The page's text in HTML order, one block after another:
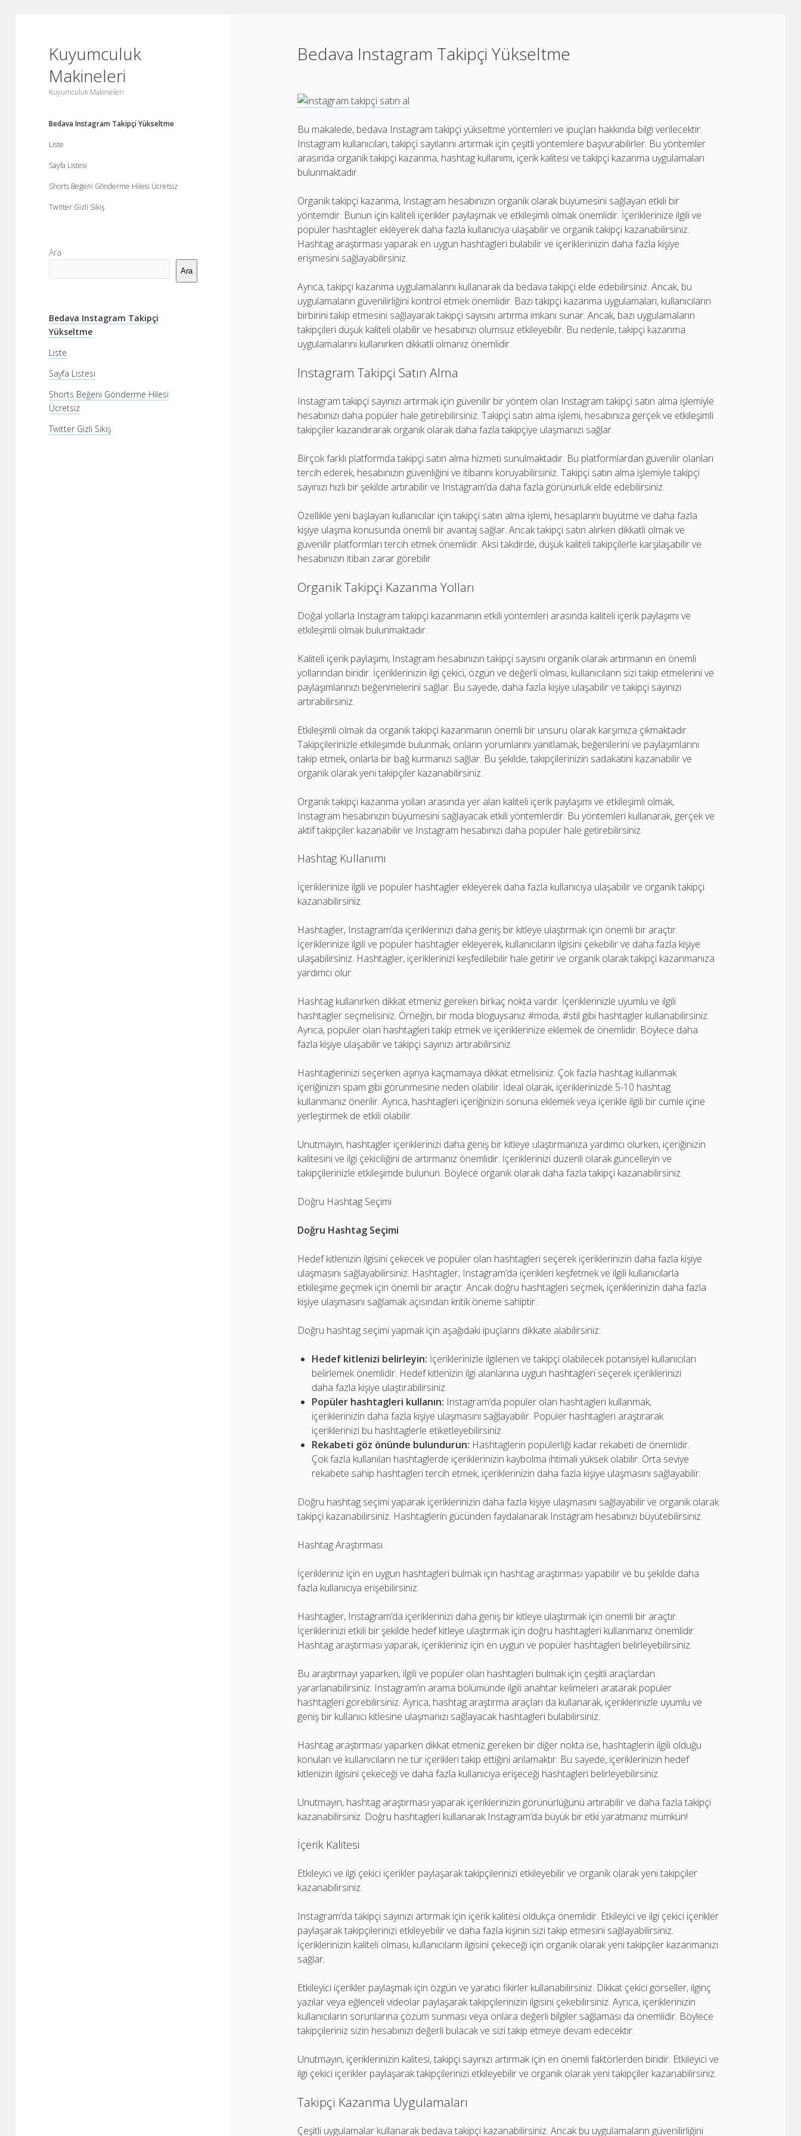
Kuyumculuk
Makineleri
Kuyumculuk Makineleri
Bedava Instagram Takipçi Yükseltme
Liste
Sayfa Listesi
Shorts Beğeni Gönderme Hilesi Ücretsiz
Twitter Gizli Sikiş
Yan
Menü
Ara
Ara
Bedava Instagram Takipçi
Yükseltme
Liste
Sayfa Listesi
Shorts Beğeni Gönderme Hilesi
Ücretsiz
Twitter Gizli Sikiş
Bedava Instagram Takipçi Yükseltme
Bu makalede, bedava Instagram takipçi yükseltme yöntemleri ve ipuçları hakkında bilgi verilecektir.
Instagram kullanıcıları, takipçi sayılarını artırmak için çeşitli yöntemlere başvurabilirler. Bu yöntemler
arasında organik takipçi kazanma, hashtag kullanımı, içerik kalitesi ve takipçi kazanma uygulamaları
bulunmaktadır.
Organik takipçi kazanma, Instagram hesabınızın organik olarak büyümesini sağlayan etkili bir
yöntemdir. Bunun için kaliteli içerikler paylaşmak ve etkileşimli olmak önemlidir. İçeriklerinize ilgili ve
popüler hashtagler ekleyerek daha fazla kullanıcıya ulaşabilir ve organik takipçi kazanabilirsiniz.
Hashtag araştırması yaparak en uygun hashtagleri bulabilir ve içeriklerinizin daha fazla kişiye
erişmesini sağlayabilirsiniz.
Ayrıca, takipçi kazanma uygulamalarını kullanarak da bedava takipçi elde edebilirsiniz. Ancak, bu
uygulamaların güvenilirliğini kontrol etmek önemlidir. Bazı takipçi kazanma uygulamaları, kullanıcıların
birbirini takip etmesini sağlayarak takipçi sayısını artırma imkanı sunar. Ancak, bazı uygulamaların
takipçileri düşük kaliteli olabilir ve hesabınızı olumsuz etkileyebilir. Bu nedenle, takipçi kazanma
uygulamalarını kullanırken dikkatli olmanız önemlidir.
Instagram Takipçi Satın Alma
Instagram takipçi sayınızı artırmak için güvenilir bir yöntem olan Instagram takipçi satın alma işlemiyle
hesabınızı daha popüler hale getirebilirsiniz. Takipçi satın alma işlemi, hesabınıza gerçek ve etkileşimli
takipçiler kazandırarak organik olarak daha fazla takipçiye ulaşmanızı sağlar.
Birçok farklı platformda takipçi satın alma hizmeti sunulmaktadır. Bu platformlardan güvenilir olanları
tercih ederek, hesabınızın güvenliğini ve itibarını koruyabilirsiniz. Takipçi satın alma işlemiyle takipçi
sayınızı hızlı bir şekilde artırabilir ve Instagram’da daha fazla görünürlük elde edebilirsiniz.
Özellikle yeni başlayan kullanıcılar için takipçi satın alma işlemi, hesaplarını büyütme ve daha fazla
kişiye ulaşma konusunda önemli bir avantaj sağlar. Ancak takipçi satın alırken dikkatli olmak ve
güvenilir platformları tercih etmek önemlidir. Aksi takdirde, düşük kaliteli takipçilerle karşılaşabilir ve
hesabınızın itibarı zarar görebilir.
Organik Takipçi Kazanma Yolları
Doğal yollarla Instagram takipçi kazanmanın etkili yöntemleri arasında kaliteli içerik paylaşımı ve
etkileşimli olmak bulunmaktadır.
Kaliteli içerik paylaşımı, Instagram hesabınızın takipçi sayısını organik olarak artırmanın en önemli
yollarından biridir. İçeriklerinizin ilgi çekici, özgün ve değerli olması, kullanıcıların sizi takip etmelerini ve
paylaşımlarınızı beğenmelerini sağlar. Bu sayede, daha fazla kişiye ulaşabilir ve takipçi sayınızı
artırabilirsiniz.
Etkileşimli olmak da organik takipçi kazanmanın önemli bir unsuru olarak karşımıza çıkmaktadır.
Takipçilerinizle etkileşimde bulunmak, onların yorumlarını yanıtlamak, beğenilerini ve paylaşımlarını
takip etmek, onlarla bir bağ kurmanızı sağlar. Bu şekilde, takipçilerinizin sadakatini kazanabilir ve
organik olarak yeni takipçiler kazanabilirsiniz.
Organik takipçi kazanma yolları arasında yer alan kaliteli içerik paylaşımı ve etkileşimli olmak,
Instagram hesabınızın büyümesini sağlayacak etkili yöntemlerdir. Bu yöntemleri kullanarak, gerçek ve
aktif takipçiler kazanabilir ve Instagram hesabınızı daha popüler hale getirebilirsiniz.
Hashtag Kullanımı
İçeriklerinize ilgili ve popüler hashtagler ekleyerek daha fazla kullanıcıya ulaşabilir ve organik takipçi
kazanabilirsiniz.
Hashtagler, Instagram’da içeriklerinizi daha geniş bir kitleye ulaştırmak için önemli bir araçtır.
İçeriklerinize ilgili ve popüler hashtagler ekleyerek, kullanıcıların ilgisini çekebilir ve daha fazla kişiye
ulaşabilirsiniz. Hashtagler, içeriklerinizi keşfedilebilir hale getirir ve organik olarak takipçi kazanmanıza
yardımcı olur.
Hashtag kullanırken dikkat etmeniz gereken birkaç nokta vardır. İçeriklerinizle uyumlu ve ilgili
hashtagler seçmelisiniz. Örneğin, bir moda bloguysanız #moda, #stil gibi hashtagler kullanabilirsiniz.
Ayrıca, popüler olan hashtagleri takip etmek ve içeriklerinize eklemek de önemlidir. Böylece daha
fazla kişiye ulaşabilir ve takipçi sayınızı artırabilirsiniz.
Hashtaglerinizi seçerken aşırıya kaçmamaya dikkat etmelisiniz. Çok fazla hashtag kullanmak
içeriğinizin spam gibi görünmesine neden olabilir. İdeal olarak, içeriklerinizde 5-10 hashtag
kullanmanız önerilir. Ayrıca, hashtagleri içeriğinizin sonuna eklemek veya içerikle ilgili bir cümle içine
yerleştirmek de etkili olabilir.
Unutmayın, hashtagler içeriklerinizi daha geniş bir kitleye ulaştırmanıza yardımcı olurken, içeriğinizin
kalitesini ve ilgi çekiciliğini de artırmanız önemlidir. İçeriklerinizi düzenli olarak güncelleyin ve
takipçilerinizle etkileşimde bulunun. Böylece organik olarak daha fazla takipçi kazanabilirsiniz.
Doğru Hashtag Seçimi
Doğru Hashtag Seçimi
Hedef kitlenizin ilgisini çekecek ve popüler olan hashtagleri seçerek içeriklerinizin daha fazla kişiye
ulaşmasını sağlayabilirsiniz. Hashtagler, Instagram’da içerikleri keşfetmek ve ilgili kullanıcılarla
etkileşime geçmek için önemli bir araçtır. Ancak doğru hashtagleri seçmek, içeriklerinizin daha fazla
kişiye ulaşmasını sağlamak açısından kritik öneme sahiptir.
Doğru hashtag seçimi yapmak için aşağıdaki ipuçlarını dikkate alabilirsiniz:
Hedef kitlenizi belirleyin: İçeriklerinizle ilgilenen ve takipçi olabilecek potansiyel kullanıcıları
belirlemek önemlidir. Hedef kitlenizin ilgi alanlarına uygun hashtagleri seçerek içeriklerinizi
daha fazla kişiye ulaştırabilirsiniz.
Popüler hashtagleri kullanın: Instagram’da popüler olan hashtagleri kullanmak,
içeriklerinizin daha fazla kişiye ulaşmasını sağlayabilir. Popüler hashtagleri araştırarak
içeriklerinizi bu hashtaglerle etiketleyebilirsiniz.
Rekabeti göz önünde bulundurun: Hashtaglerin popülerliği kadar rekabeti de önemlidir.
Çok fazla kullanılan hashtaglerde içeriklerinizin kaybolma ihtimali yüksek olabilir. Orta seviye
rekabete sahip hashtagleri tercih etmek, içeriklerinizin daha fazla kişiye ulaşmasını sağlayabilir.
Doğru hashtag seçimi yaparak içeriklerinizin daha fazla kişiye ulaşmasını sağlayabilir ve organik olarak
takipçi kazanabilirsiniz. Hashtaglerin gücünden faydalanarak Instagram hesabınızı büyütebilirsiniz.
Hashtag Araştırması
İçerikleriniz için en uygun hashtagleri bulmak için hashtag araştırması yapabilir ve bu şekilde daha
fazla kullanıcıya erişebilirsiniz.
Hashtagler, Instagram’da içeriklerinizi daha geniş bir kitleye ulaştırmak için önemli bir araçtır.
İçeriklerinizi etkili bir şekilde hedef kitleye ulaştırmak için doğru hashtagleri kullanmanız önemlidir.
Hashtag araştırması yaparak, içerikleriniz için en uygun ve popüler hashtagleri belirleyebilirsiniz.
Bu araştırmayı yaparken, ilgili ve popüler olan hashtagleri bulmak için çeşitli araçlardan
yararlanabilirsiniz. Instagram’ın arama bölümünde ilgili anahtar kelimeleri aratarak popüler
hashtagleri görebilirsiniz. Ayrıca, hashtag araştırma araçları da kullanarak, içeriklerinizle uyumlu ve
geniş bir kullanıcı kitlesine ulaşmanızı sağlayacak hashtagleri bulabilirsiniz.
Hashtag araştırması yaparken dikkat etmeniz gereken bir diğer nokta ise, hashtaglerin ilgili olduğu
konuları ve kullanıcıların ne tür içerikleri takip ettiğini anlamaktır. Bu sayede, içeriklerinizin hedef
kitlenizin ilgisini çekeceği ve daha fazla kullanıcıya erişeceği hashtagleri belirleyebilirsiniz.
Unutmayın, hashtag araştırması yaparak içeriklerinizin görünürlüğünü artırabilir ve daha fazla takipçi
kazanabilirsiniz. Doğru hashtagleri kullanarak Instagram’da büyük bir etki yaratmanız mümkün!
İçerik Kalitesi
Etkileyici ve ilgi çekici içerikler paylaşarak takipçilerinizi etkileyebilir ve organik olarak yeni takipçiler
kazanabilirsiniz.
Instagram’da takipçi sayınızı artırmak için içerik kalitesi oldukça önemlidir. Etkileyici ve ilgi çekici içerikler
paylaşarak takipçilerinizi etkileyebilir ve daha fazla kişinin sizi takip etmesini sağlayabilirsiniz.
İçeriklerinizin kaliteli olması, kullanıcıların ilgisini çekeceği için organik olarak yeni takipçiler kazanmanızı
sağlar.
Etkileyici içerikler paylaşmak için özgün ve yaratıcı fikirler kullanabilirsiniz. Dikkat çekici görseller, ilginç
yazılar veya eğlenceli videolar paylaşarak takipçilerinizin ilgisini çekebilirsiniz. Ayrıca, içeriklerinizin
kullanıcıların sorunlarına çözüm sunması veya onlara değerli bilgiler sağlaması da önemlidir. Böylece
takipçileriniz sizin hesabınızı değerli bulacak ve sizi takip etmeye devam edecektir.
Unutmayın, içeriklerinizin kalitesi, takipçi sayınızı artırmak için en önemli faktörlerden biridir. Etkileyici ve
ilgi çekici içerikler paylaşarak takipçilerinizi etkileyebilir ve organik olarak yeni takipçiler kazanabilirsiniz.
Takipçi Kazanma Uygulamaları
Çeşitli uygulamalar kullanarak bedava takipçi kazanabilirsiniz. Ancak bu uygulamaların güvenilirliğini